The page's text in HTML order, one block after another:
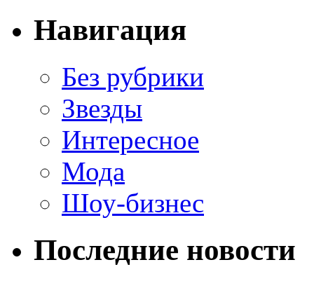
Навигация
Без рубрики
Звезды
Интересное
Мода
Шоу-бизнес
Последние новости